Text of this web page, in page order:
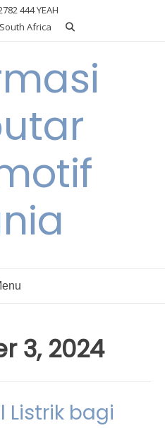
444 YEAH
Africa
3, 2024
Listrik bagi